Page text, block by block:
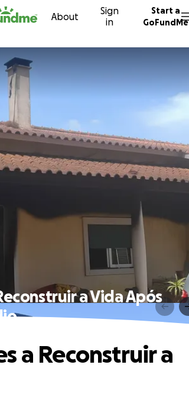
About
Sign
in
Start a
GoFundMe
a Vida Após
a Reconstruir a